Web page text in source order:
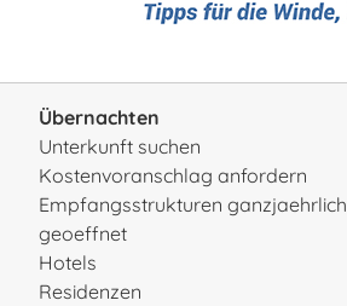
Übernachten
Unterkunft suchen
Kostenvoranschlag anfordern
Empfangsstrukturen ganzjaehrlich
geoeffnet
Hotels
Residenzen